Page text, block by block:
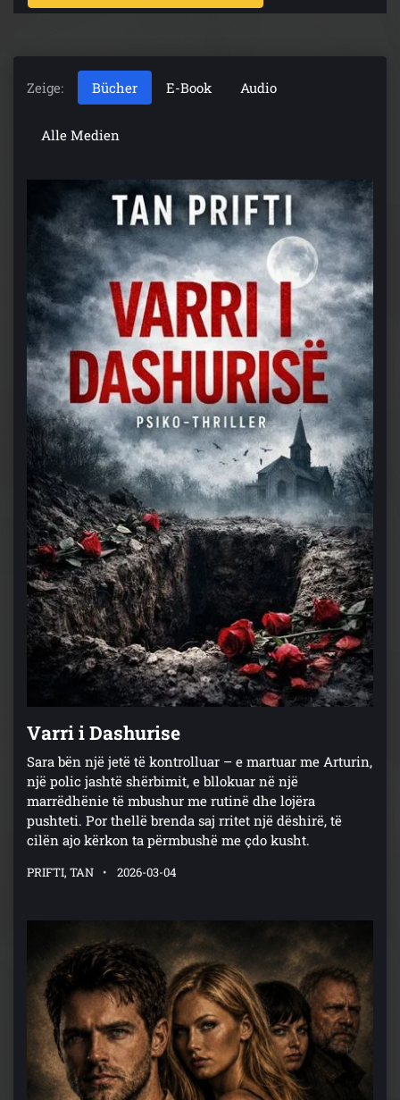
Zeige: Bücher E-Book Audio
Alle Medien
Varri i Dashurise
Sara bën një jetë të kontrolluar – e martuar me Arturin,
një polic jashtë shërbimit, e bllokuar në një
marrëdhënie të mbushur me rutinë dhe lojëra
pushteti. Por thellë brenda saj rritet një dëshirë, të
cilën ajo kërkon ta përmbushë me çdo kusht.
PRIFTI, TAN 2026-03-04